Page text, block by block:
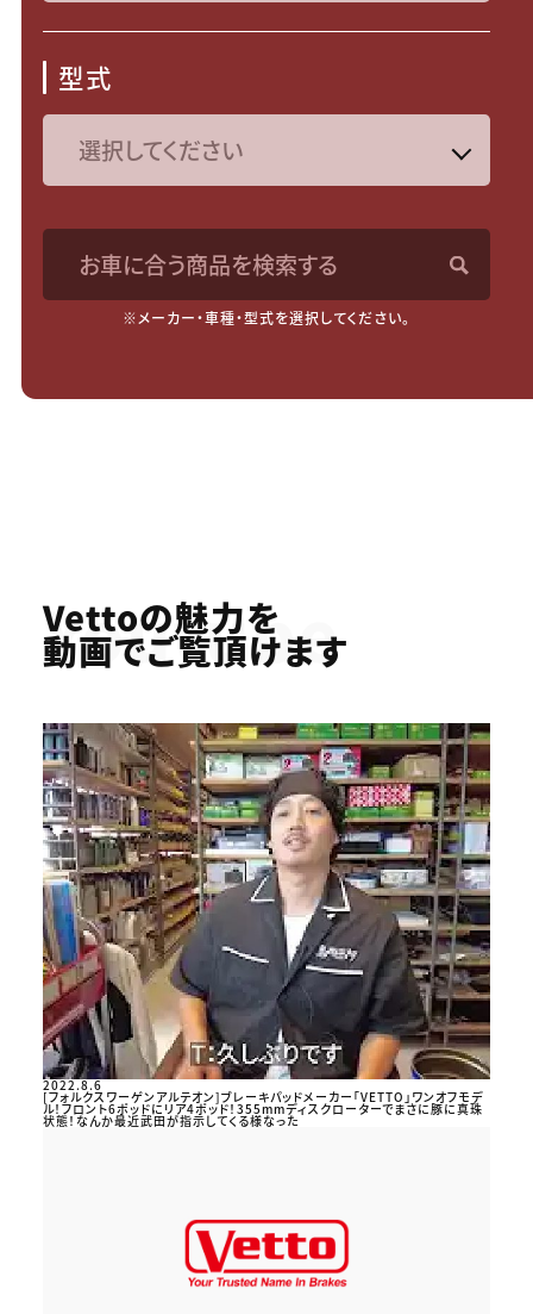
型式
お車に合う商品を検索する
※メーカー・車種・型式を選択してください。
Youtube
Vettoの魅力を
動画でご覧頂けます
2022.8.6
[フォルクスワーゲンアルテオン]ブレーキパッドメーカー「VETTO」ワンオフモデ
ル！フロント6ポッドにリア4ポッド！355mmディスクローターでまさに豚に真珠
状態！なんか最近武田が指示してくる様なった